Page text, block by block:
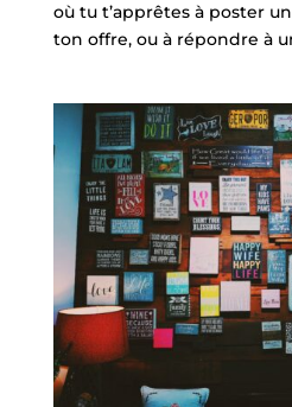
où tu t’apprêtes à poster
ton offre, ou à répondre à